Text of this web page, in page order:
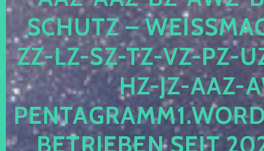
CHUTZ –
-LZ-SZ-TZ-VZ-PZ-UZ-
-JZ-AAZ-
TRIEBEN SEIT 2024